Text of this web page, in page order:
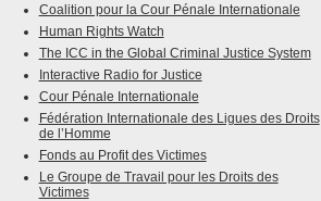
Coalition pour la Cour Pénale Internationale
Human Rights Watch
The ICC in the Global Criminal Justice System
Interactive Radio for Justice
Cour Pénale Internationale
Fédération Internationale des Ligues des Droits
de l’Homme
Fonds au Profit des Victimes
Le Groupe de Travail pour les Droits des
Victimes